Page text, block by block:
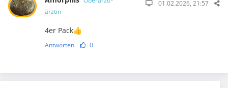
ärztin
01.02.2026, 21:57
4er Pack👍
Antworten 0